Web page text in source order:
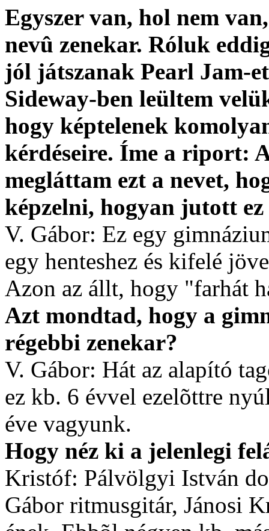
Egyszer van, hol nem
nevû zenekar. Róluk
jól játszanak Pearl Jam-
Sideway-ben leültem
hogy képtelenek
kérdéseire. Íme a riport:
megláttam ezt a nevet,
képzelni, hogyan jutott ez
V. Gábor: Ez egy
egy henteshez és kifelé
Azon az állt, hogy "farhát
Azt mondtad, hogy a
régebbi zenekar?
V. Gábor: Hát az alapító
ez kb. 6 évvel ezelõttre
éve vagyunk.
Hogy néz ki a jelenlegi
Kristóf: Pálvölgyi István
Gábor ritmusgitár, Jánosi